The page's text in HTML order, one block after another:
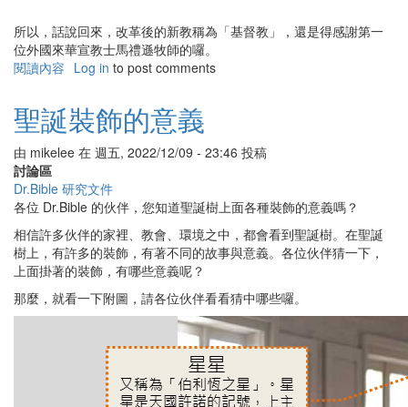
所以，話說回來，改革後的新教稱為「基督教」，還是得感謝第一
位外國來華宣教士馬禮遜牧師的囉。
閱讀內容 有
基
督
字
演
變
Log in to post comments
聖誕裝飾的意義
由 mikelee 在 週五, 2022/12/09 - 23:46 投稿
討論區
Dr.Bible 研究文件
各位 Dr.Bible 的伙伴，您知道聖誕樹上面各種裝飾的意義嗎？
相信許多伙伴的家裡、教會、環境之中，都會看到聖誕樹。在聖誕
樹上，有許多的裝飾，有著不同的故事與意義。各位伙伴猜一下，
上面掛著的裝飾，有哪些意義呢？
那麼，就看一下附圖，請各位伙伴看看猜中哪些囉。